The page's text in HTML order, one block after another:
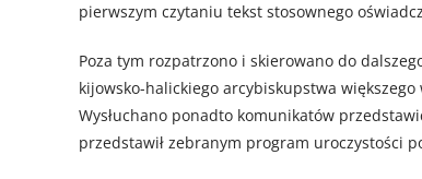
pierwszym czytaniu tekst stosownego
Poza tym rozpatrzono i skierowano do
kijowsko-halickiego arcybiskupstwa
Wysłuchano ponadto komunikatów
przedstawił zebranym program uroczystości